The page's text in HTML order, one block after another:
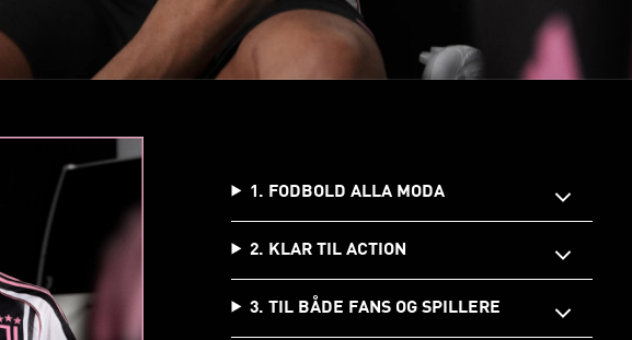
1. FODBOLD ALLA MODA
2. KLAR TIL ACTION
3. TIL BÅDE FANS OG SPILLERE